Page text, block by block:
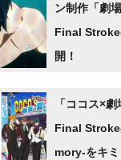
ン制作「劇
Final
開！
「ココス×
Final
mory-をキ